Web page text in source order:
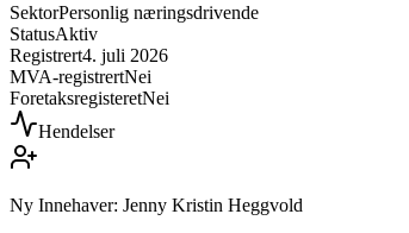
SektorPersonlig næringsdrivende
StatusAktiv
Registrert4. juli 2026
MVA-registrertNei
ForetaksregisteretNei
Hendelser
Ny Innehaver: Jenny Kristin Heggvold